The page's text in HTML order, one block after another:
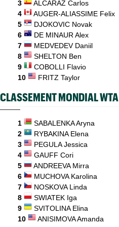
3
ALCARAZ Carlos
4
AUGER-ALIASSIME Felix
5
DJOKOVIC Novak
6
DE MINAUR Alex
7
MEDVEDEV Daniil
8
SHELTON Ben
9
COBOLLI Flavio
10
FRITZ Taylor
CLASSEMENT MONDIAL WTA
1 SABALENKA Aryna
2
RYBAKINA Elena
3
PEGULA Jessica
4
GAUFF Cori
5
ANDREEVA Mirra
6
MUCHOVA Karolina
7
NOSKOVA Linda
8
SWIATEK Iga
9
SVITOLINA Elina
10
ANISIMOVA Amanda